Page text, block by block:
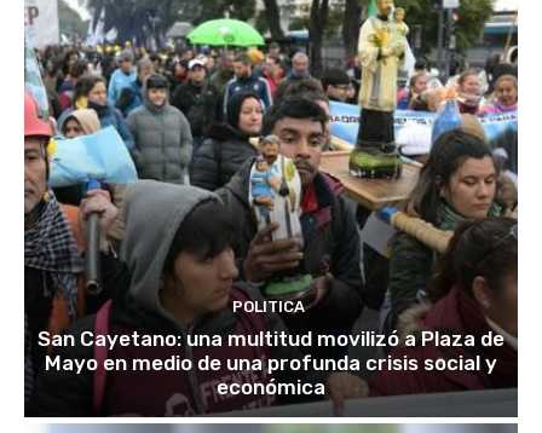
POLITICA
San Cayetano: una multitud movilizó a Plaza de
Mayo en medio de una profunda crisis social y
económica